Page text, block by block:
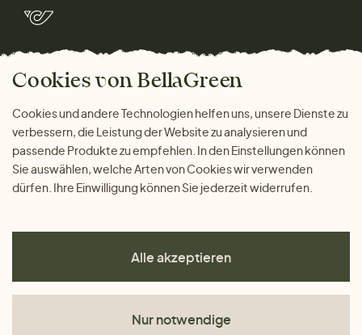
Marken
Bella Green Magazin
Wohnen
Geschenke
Warum bei uns einkaufen
ZAHLUNGSMÖGLICHKEITEN
Cookies von BellaGreen
Cookies und andere Technologien helfen uns, unsere Dienste zu
verbessern, die Leistung der Website zu analysieren und
passende Produkte zu empfehlen. In den Einstellungen können
Sie auswählen, welche Arten von Cookies wir verwenden
dürfen. Ihre Einwilligung können Sie jederzeit widerrufen.
Alle akzeptieren
Nur notwendige